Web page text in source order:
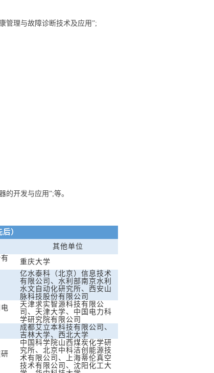
理与故障诊断技术及应用”;
开发与应用”;等。
）
其他单位
重庆大学
亿水泰科（北京）信息技术
有限公司、水利部南京水利
水文自动化研究所、西安山
脉科技股份有限公司
天津求实智源科技有限公
司、天津大学、中国电力科
学研究院有限公司
成都艾立本科技有限公司、
吉林大学、西北大学
中国科学院山西煤炭化学研
究所、北京中科洁创能源技
术有限公司、上海蒂伦真空
技术有限公司、沈阳化工大